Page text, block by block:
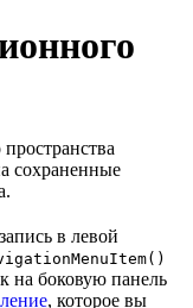
сохраненные
в левой
на боковую панель
, которое вы